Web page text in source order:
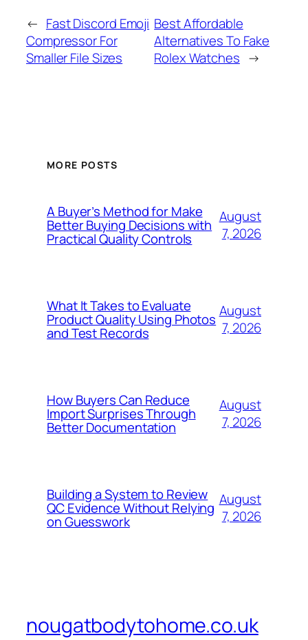
← Fast Discord Emoji
Compressor For
Smaller File Sizes
Best Affordable
Alternatives To Fake
Rolex Watches →
MORE POSTS
A Buyer’s Method for Make
Better Buying Decisions with
Practical Quality Controls
August
7, 2026
What It Takes to Evaluate
Product Quality Using Photos
and Test Records
August
7, 2026
How Buyers Can Reduce
Import Surprises Through
Better Documentation
August
7, 2026
Building a System to Review
QC Evidence Without Relying
on Guesswork
August
7, 2026
nougatbodytohome.co.uk